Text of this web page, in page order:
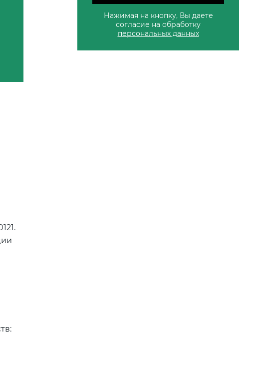
Нажимая на кнопку, Вы даете
согласие на обработку
персональных данных